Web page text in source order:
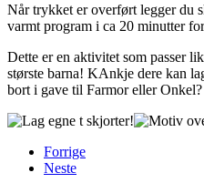
Når trykket er overført legger du
varmt program i ca 20 minutter
Dette er en aktivitet som passer
største barna! KAnkje dere kan
bort i gave til Farmor eller Onkel?
Forrige
Neste